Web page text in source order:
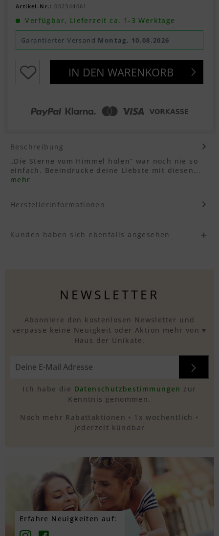
Artikel-Nr.: 002344061
Verfügbar, Lieferzeit ca. 1-3 Werktage
Garantierter Versand Montag, 10.08.2026
IN DEN WARENKORB
Beschreibung
„Die Sterne vom Himmel holen“ war noch nie so
einfach. Beeindrucke deine Liebste mit diesen...
mehr
Herstellerinformationen
Kunden haben sich ebenfalls angesehen
NEWSLETTER
Abonniere den kostenlosen Newsletter und
verpasse keine Neuigkeit oder Aktion mehr von ♥
Haus der Unikate.
Ich habe die Datenschutzbestimmungen zur
Kenntnis genommen.
Noch mehr Rabattaktionen • 1x wochentlich •
jederzeit kündbar
Erfahre Neuigkeiten auf: